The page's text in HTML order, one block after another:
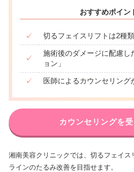
おすすめポイン
✓ 切るフェイスリフトは2種類
✓
施術後のダメージに配慮し
ョン」
✓ 医師によるカウンセリン
カウンセリングを受
湘南美容クリニックでは、切るフェイス
ラインのたるみ改善を目指せます。